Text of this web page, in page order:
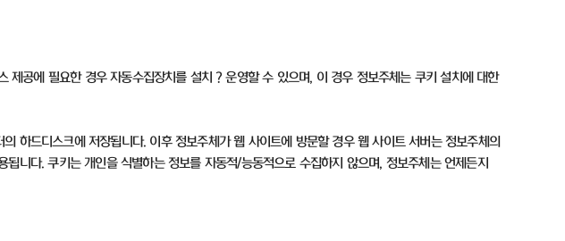
제공에 필요한 경우 자동수집장치를 설치 ？운영할 수 있으며, 이 경우 정보주체는 쿠키 설치에 대한
하드디스크에 저장됩니다. 이후 정보주체가 웹 사이트에 방문할 경우 웹 사이트 서버는 정보주체의
됩니다.쿠키는 개인을 식별하는 정보를 자동적/능동적으로 수집하지 않으며, 정보주체는 언제든지